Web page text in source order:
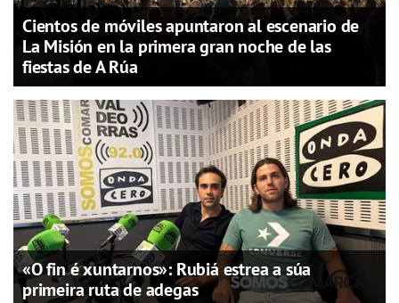
Cientos de móviles apuntaron al escenario de
La Misión en la primera gran noche de las
fiestas de A Rúa
«O fin é xuntarnos»: Rubiá estrea a súa
primeira ruta de adegas